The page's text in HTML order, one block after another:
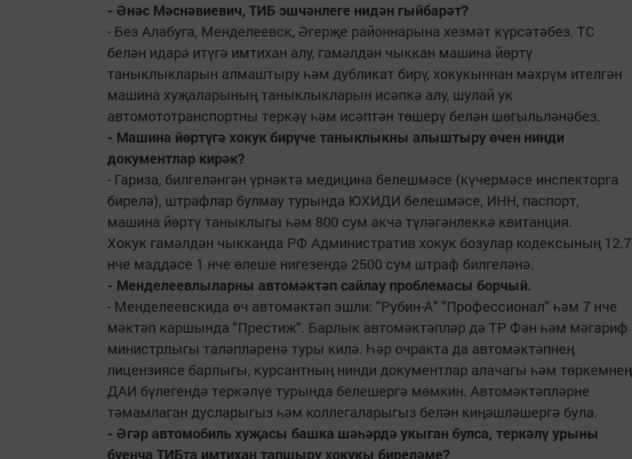
- Әнәс Мәснәвиевич, ТИБ эшчәнлеге нидән гыйбарәт?
- Без Алабуга, Менделеевск, Әгерҗе районнарына хезмәт күрсәтәбез. ТС
белән идарә итүгә имтихан алу, гамәлдән чыккан машина йөртү
таныклыкларын алмаштыру һәм дубликат бирү, хокукыннан мәхрүм ителгән
машина хуҗаларының таныклыкларын исәпкә алу, шулай ук
автомототранспортны теркәү һәм исәптән төшерү белән шөгыльләнәбез.
- Машина йөртүгә хокук бирүче таныклыкны алыштыру өчен нинди
документлар кирәк?
- Гариза, билгеләнгән үрнәктә медицина белешмәсе (күчермәсе инспекторга
бирелә), штрафлар булмау турында ЮХИДИ белешмәсе, ИНН, паспорт,
машина йөртү таныклыгы һәм 800 сум акча түләгәнлеккә квитанция.
Хокук гамәлдән чыкканда РФ Административ хокук бозулар кодексының 12.7
нче маддәсе 1 нче өлеше нигезендә 2500 сум штраф билгеләнә.
- Менделеевлыларны автомәктәп сайлау проблемасы борчый.
- Менделеевскида өч автомәктәп эшли: "Рубин-А" "Профессионал" һәм 7 нче
мәктәп каршында "Престиж". Барлык автомәктәпләр дә ТР Фән һәм мәгариф
министрлыгы таләпләренә туры килә. Һәр очракта да автомәктәпнең
лицензиясе барлыгы, курсантның нинди документлар алачагы һәм төркемнең
ДАИ бүлегендә теркәлүе турында белешергә мөмкин. Автомәктәпләрне
тәмамлаган дусларыгыз һәм коллегаларыгыз белән киңәшләшергә була.
- Әгәр автомобиль хуҗасы башка шәһәрдә укыган булса, теркәлү урыны
буенча ТИБта имтихан тапшыру хокукы биреләме?